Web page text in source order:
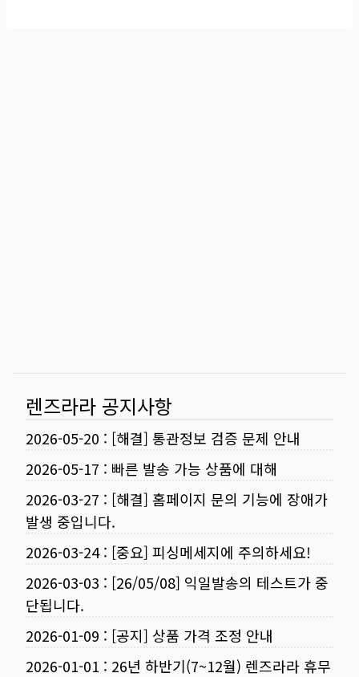
렌즈라라 공지사항
2026-05-20 : [해결] 통관정보 검증 문제 안내
2026-05-17 : 빠른 발송 가능 상품에 대해
2026-03-27 : [해결] 홈페이지 문의 기능에 장애가
발생 중입니다.
2026-03-24: [중요] 피싱메세지에 주의하세요!
2026-03-03 : [26/05/08] 익일발송의 테스트가 중
단됩니다.
2026-01-09 : [공지] 상품 가격 조정 안내
2026-01-01 : 26년 하반기(7~12월) 렌즈라라 휴무